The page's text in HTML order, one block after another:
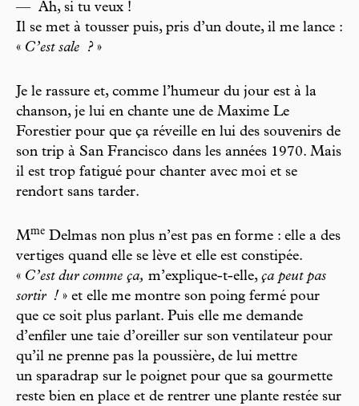
— Ah, si tu veux !
Il se met à tousser puis, pris d’un doute, il me lance :
« C’est sale ?»
Je le rassure et, comme l’humeur du jour est à la
chanson, je lui en chante une de Maxime Le
Forestier pour que ça réveille en lui des souvenirs de
son trip à San Francisco dans les années 1970. Mais
il est trop fatigué pour chanter avec moi et se
rendort sans tarder.
Mme Delmas non plus n’est pas en forme : elle a des
vertiges quand elle se lève et elle est constipée.
« C’est dur comme ça, m’explique-t-elle, ça peut pas
sortir ! » et elle me montre son poing fermé pour
que ce soit plus parlant. Puis elle me demande
d’enfiler une taie d’oreiller sur son ventilateur pour
qu’il ne prenne pas la poussière, de lui mettre
un sparadrap sur le poignet pour que sa gourmette
reste bien en place et de rentrer une plante restée sur